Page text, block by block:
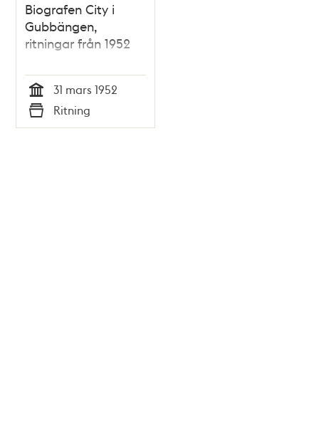
Biografen City i
Gubbängen,
ritningar från 1952
Tid
31 mars 1952
Typ
Ritning